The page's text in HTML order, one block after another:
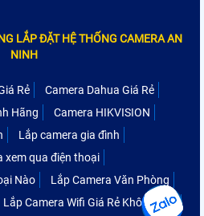
LẮP ĐẶT HỆ THỐNG CAMERA AN
NINH
Rẻ
Camera Dahua Giá Rẻ
Hãng
Camera HIKVISION
Lắp camera gia đình
xem qua điện thoại
Nào
Lắp Camera Văn Phòng
Lắp Camera Wifi Giá Rẻ Không Dây